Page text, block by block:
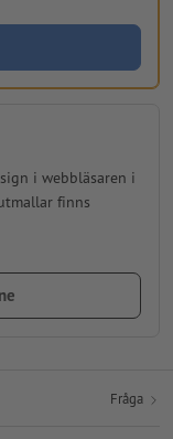
i webbläsaren i
finns
Fråga